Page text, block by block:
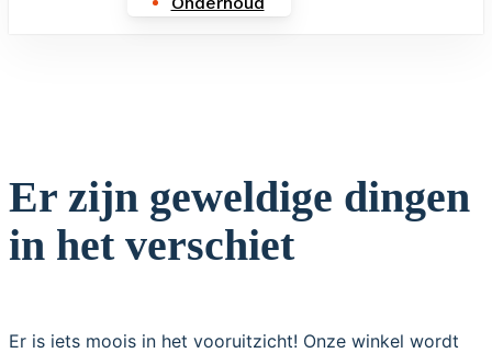
Er zijn geweldige dingen
in het verschiet
Er is iets moois in het vooruitzicht! Onze winkel wordt